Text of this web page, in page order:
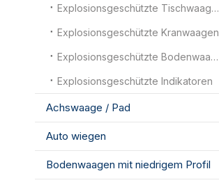
Explosionsgeschützte Tischwaagen
Explosionsgeschützte Kranwaagen
Explosionsgeschützte Bodenwaagen
Explosionsgeschützte Indikatoren
Achswaage / Pad
Auto wiegen
Bodenwaagen mit niedrigem Profil